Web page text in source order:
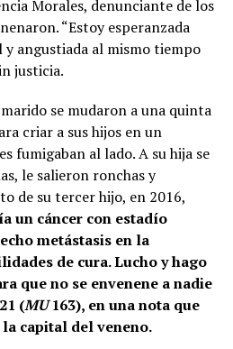
Morales, denunciante de los
“Estoy esperanzada
angustiada al mismo tiempo
justicia.
se mudaron a una quinta
criar a sus hijos en un
fumigaban al lado. A su hija se
le salieron ronchas y
de su tercer hijo, en 2016,
un cáncer con estadío
metástasis en la
de cura. Lucho y hago
que no se envenene a nadie
(MU163), en una nota que
capital del veneno.